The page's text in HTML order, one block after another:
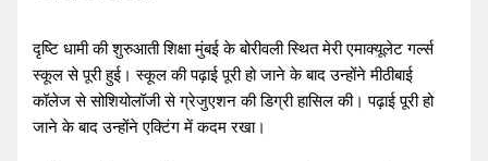
दृष्टि धामी की शुरुआती शिक्षा मुंबई के बोरीवली स्थित मेरी एमाक्यूलेट गर्ल्स
स्कूल से पूरी हुई। स्कूल की पढ़ाई पूरी हो जाने के बाद उन्होंने मीठीबाई
कॉलेज से सोशियोलॉजी से ग्रेजुएशन की डिग्री हासिल की। पढ़ाई पूरी हो
जाने के बाद उन्होंने एक्टिंग में कदम रखा।